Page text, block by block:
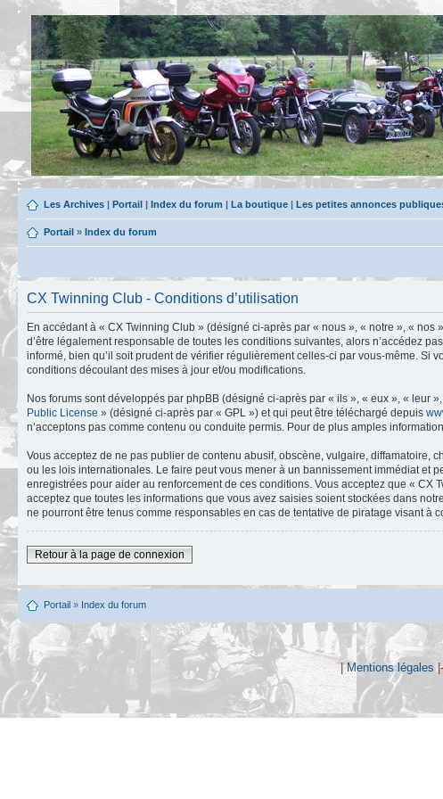
Les Archives | Portail | Index du forum | La boutique | Les petites annonces
Portail » Index du forum
CX Twinning Club - Conditions d’utilisation
En accédant à « CX Twinning Club » (désigné ci-après par « nous », « notre », «
d’être légalement responsable de toutes les conditions suivantes, alors n’accédez
informé, bien qu’il soit prudent de vérifier régulièrement celles-ci par vous-même. Si
conditions découlant des mises à jour et/ou modifications.
Nos forums sont développés par phpBB (désigné ci-après par « ils », « eux », « leur
Public License » (désigné ci-après par « GPL ») et qui peut être téléchargé depuis
n’acceptons pas comme contenu ou conduite permis. Pour de plus amples
Vous acceptez de ne pas publier de contenu abusif, obscène, vulgaire, diffamatoire,
ou les lois internationales. Le faire peut vous mener à un bannissement immédiat et
enregistrées pour aider au renforcement de ces conditions. Vous acceptez que «
acceptez que toutes les informations que vous avez saisies soient stockées dans
ne pourront être tenus comme responsables en cas de tentative de piratage visant à
Retour à la page de connexion
Portail » Index du forum
|Mentions légales